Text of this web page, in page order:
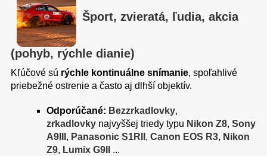
Šport, zvieratá, ľudia, akcia
(pohyb, rýchle dianie)
Kľúčové sú rýchle kontinuálne snímanie, spoľahlivé
priebežné ostrenie a často aj dlhší objektív.
Odporúčané: Bezzrkadlovky,
zrkadlovky najvyššej triedy typu Nikon Z8, Sony
A9III , Panasonic S1RII , Canon EOS R3, Nikon
Z9, Lumix G9II ...